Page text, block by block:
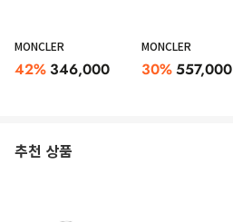
MONCLER
42% 346,000
MONCLER
30%557,000
추천 상품